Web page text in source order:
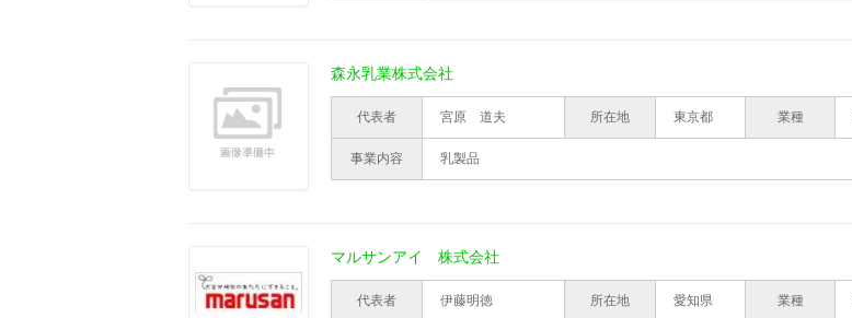
森永乳業株式会社
代表者 宮原 道夫 所在地 東京都 業種
事業内容 乳製品
マルサンアイ 株式会社
代表者 伊藤明徳 所在地 愛知県 業種